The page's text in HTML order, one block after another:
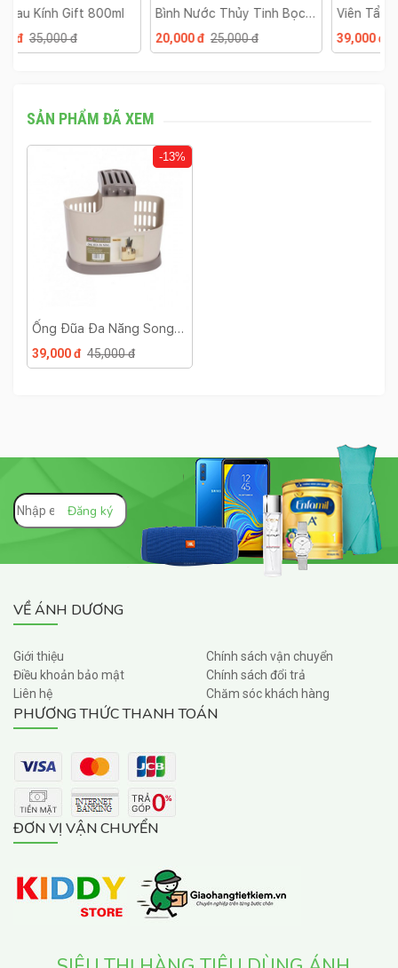
Bình Nước Thủy Tinh Bọc
Nhựa
20,000 đ
Viên Tẩy Lồng Máy Giặt
Hộp 12 Viên
39,000 đ
SẢN PHẨM ĐÃ XEM
-13%
Ống Đũa Đa Năng Song
Long
39,000 đ 45,000 đ
VỀ ÁNH DƯƠNG
Giới thiệu
Điều khoản bảo mật
Liên hệ
Chính sách vận chuyển
Chính sách đổi trả
Chăm sóc khách hàng
PHƯƠNG THỨC THANH TOÁN
ĐƠN VỊ VẬN CHUYỂN